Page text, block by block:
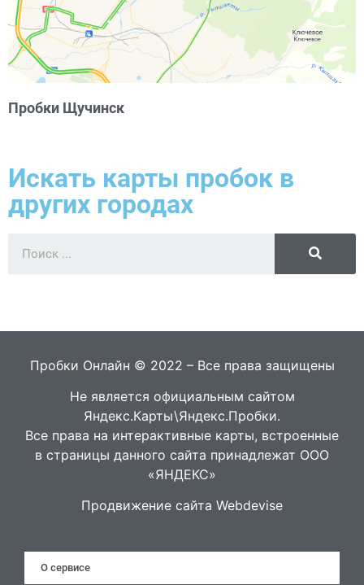
Пробки Щучинск
Искать карты пробок в
других городах
Пробки Онлайн © 2022 – Все права защищены
Не является официальным сайтом
Яндекс.Карты\Яндекс.Пробки.
Все права на интерактивные карты, встроенные
в страницы данного сайта принадлежат ООО
«ЯНДЕКС»
Продвижение сайта Webdevise
О сервисе